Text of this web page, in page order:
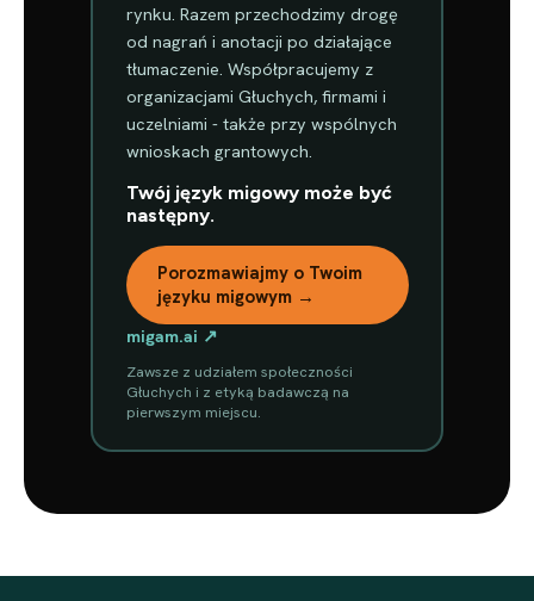
rynku. Razem przechodzimy drogę
od nagrań i anotacji po działające
tłumaczenie. Współpracujemy z
organizacjami Głuchych, firmami i
uczelniami - także przy wspólnych
wnioskach grantowych.
Twój język migowy może być
następny.
Porozmawiajmy o Twoim
języku migowym →
migam.ai ↗
Zawsze z udziałem społeczności
Głuchych i z etyką badawczą na
pierwszym miejscu.